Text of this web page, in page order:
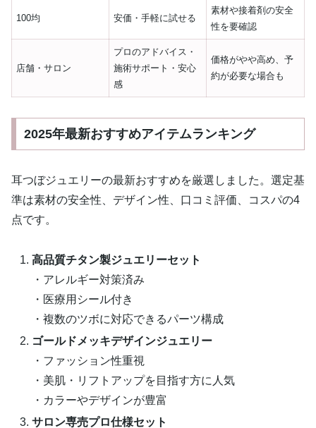
100均 安価・手軽に試せる
素材や接着剤の安全
性を要確認
店舗・サロン
プロのアドバイス・
施術サポート・安心
感
価格がやや高め、予
約が必要な場合も
2025年最新おすすめアイテムランキング
耳つぼジュエリーの最新おすすめを厳選しました。選定基
準は素材の安全性、デザイン性、口コミ評価、コスパの4
点です。
高品質チタン製ジュエリーセット
・アレルギー対策済み
・医療用シール付き
・複数のツボに対応できるパーツ構成
ゴールドメッキデザインジュエリー
・ファッション性重視
・美肌・リフトアップを目指す方に人気
・カラーやデザインが豊富
サロン専売プロ仕様セット